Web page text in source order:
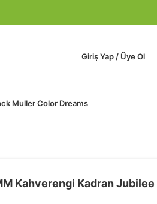
Giriş Yap / Üye Ol
Muller Color Dreams
Kahverengi Kadran Jubilee